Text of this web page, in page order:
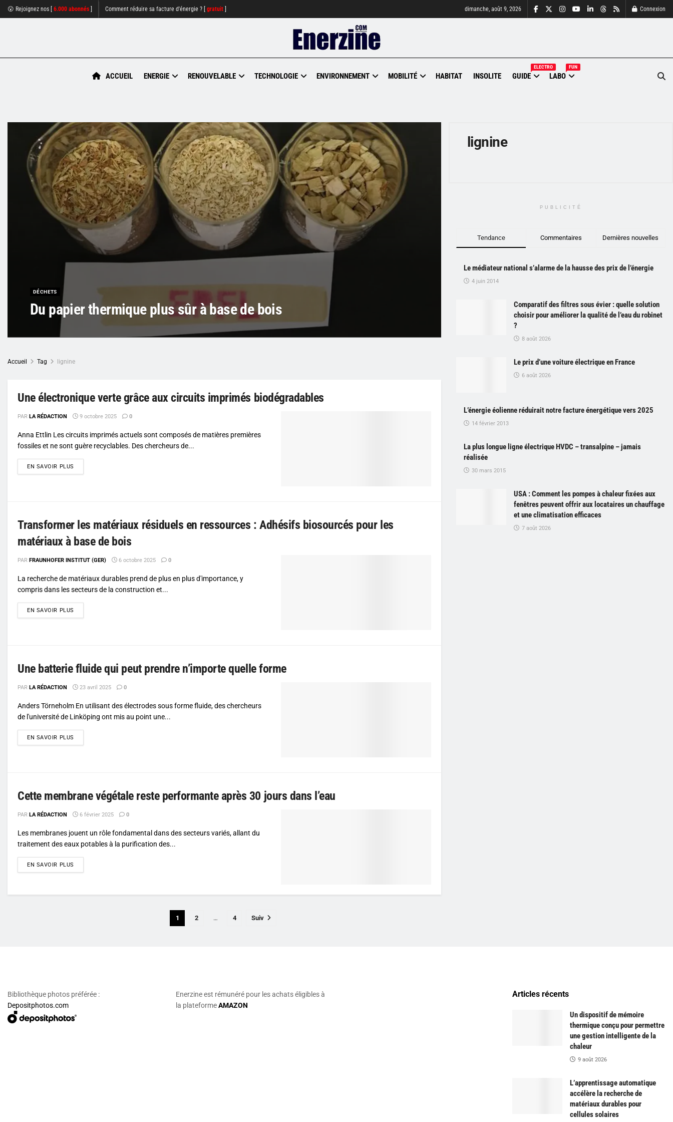
😮 Rejoignez nos [ 6.000 abonnés Comment réduire sa facture d'énergie ? [ gratuit dimanche, août 9, 2026 Connexion
ACCUEIL ENERGIE RENOUVELABLE TECHNOLOGIE ENVIRONNEMENT MOBILITÉ HABITAT INSOLITE GUIDE
ELECTRO
LABO
FUN
DÉCHETS
Du papier thermique plus sûr à base de bois
Accueil Tag lignine
Une électronique verte grâce aux circuits imprimés biodégradables
PAR LA RÉDACTION 9 octobre 2025 0
Anna Ettlin Les circuits imprimés actuels sont composés de matières premières
fossiles et ne sont guère recyclables. Des chercheurs de...
EN SAVOIR PLUS
Transformer les matériaux résiduels en ressources : Adhésifs biosourcés pour les
matériaux à base de bois
PAR FRAUNHOFER INSTITUT (GER) 6 octobre 2025 0
La recherche de matériaux durables prend de plus en plus d'importance, y
compris dans les secteurs de la construction et...
EN SAVOIR PLUS
Une batterie fluide qui peut prendre n’importe quelle forme
PAR LA RÉDACTION 23 avril 2025 0
Anders Törneholm En utilisant des électrodes sous forme fluide, des chercheurs
de l'université de Linköping ont mis au point une...
EN SAVOIR PLUS
Cette membrane végétale reste performante après 30 jours dans l’eau
PAR LA RÉDACTION 6 février 2025 0
Les membranes jouent un rôle fondamental dans des secteurs variés, allant du
traitement des eaux potables à la purification des...
EN SAVOIR PLUS
1 2 … 4 Suiv
lignine
PUBLICITÉ
Tendance Commentaires Dernières nouvelles
Le médiateur national s’alarme de la hausse des prix de l’énergie
4 juin 2014
Comparatif des filtres sous évier : quelle solution
choisir pour améliorer la qualité de l’eau du robinet
?
8 août 2026
Le prix d’une voiture électrique en France
6 août 2026
L’énergie éolienne réduirait notre facture énergétique vers 2025
14 février 2013
La plus longue ligne électrique HVDC – transalpine – jamais
réalisée
30 mars 2015
USA : Comment les pompes à chaleur fixées aux
fenêtres peuvent offrir aux locataires un chauffage
et une climatisation efficaces
7 août 2026
Bibliothèque photos préférée :
Depositphotos.com
Enerzine est rémunéré pour les achats éligibles à
la plateformeAMAZON
Articles récents
Un dispositif de mémoire
thermique conçu pour permettre
une gestion intelligente de la
chaleur
9 août 2026
L’apprentissage automatique
accélère la recherche de
matériaux durables pour
cellules solaires